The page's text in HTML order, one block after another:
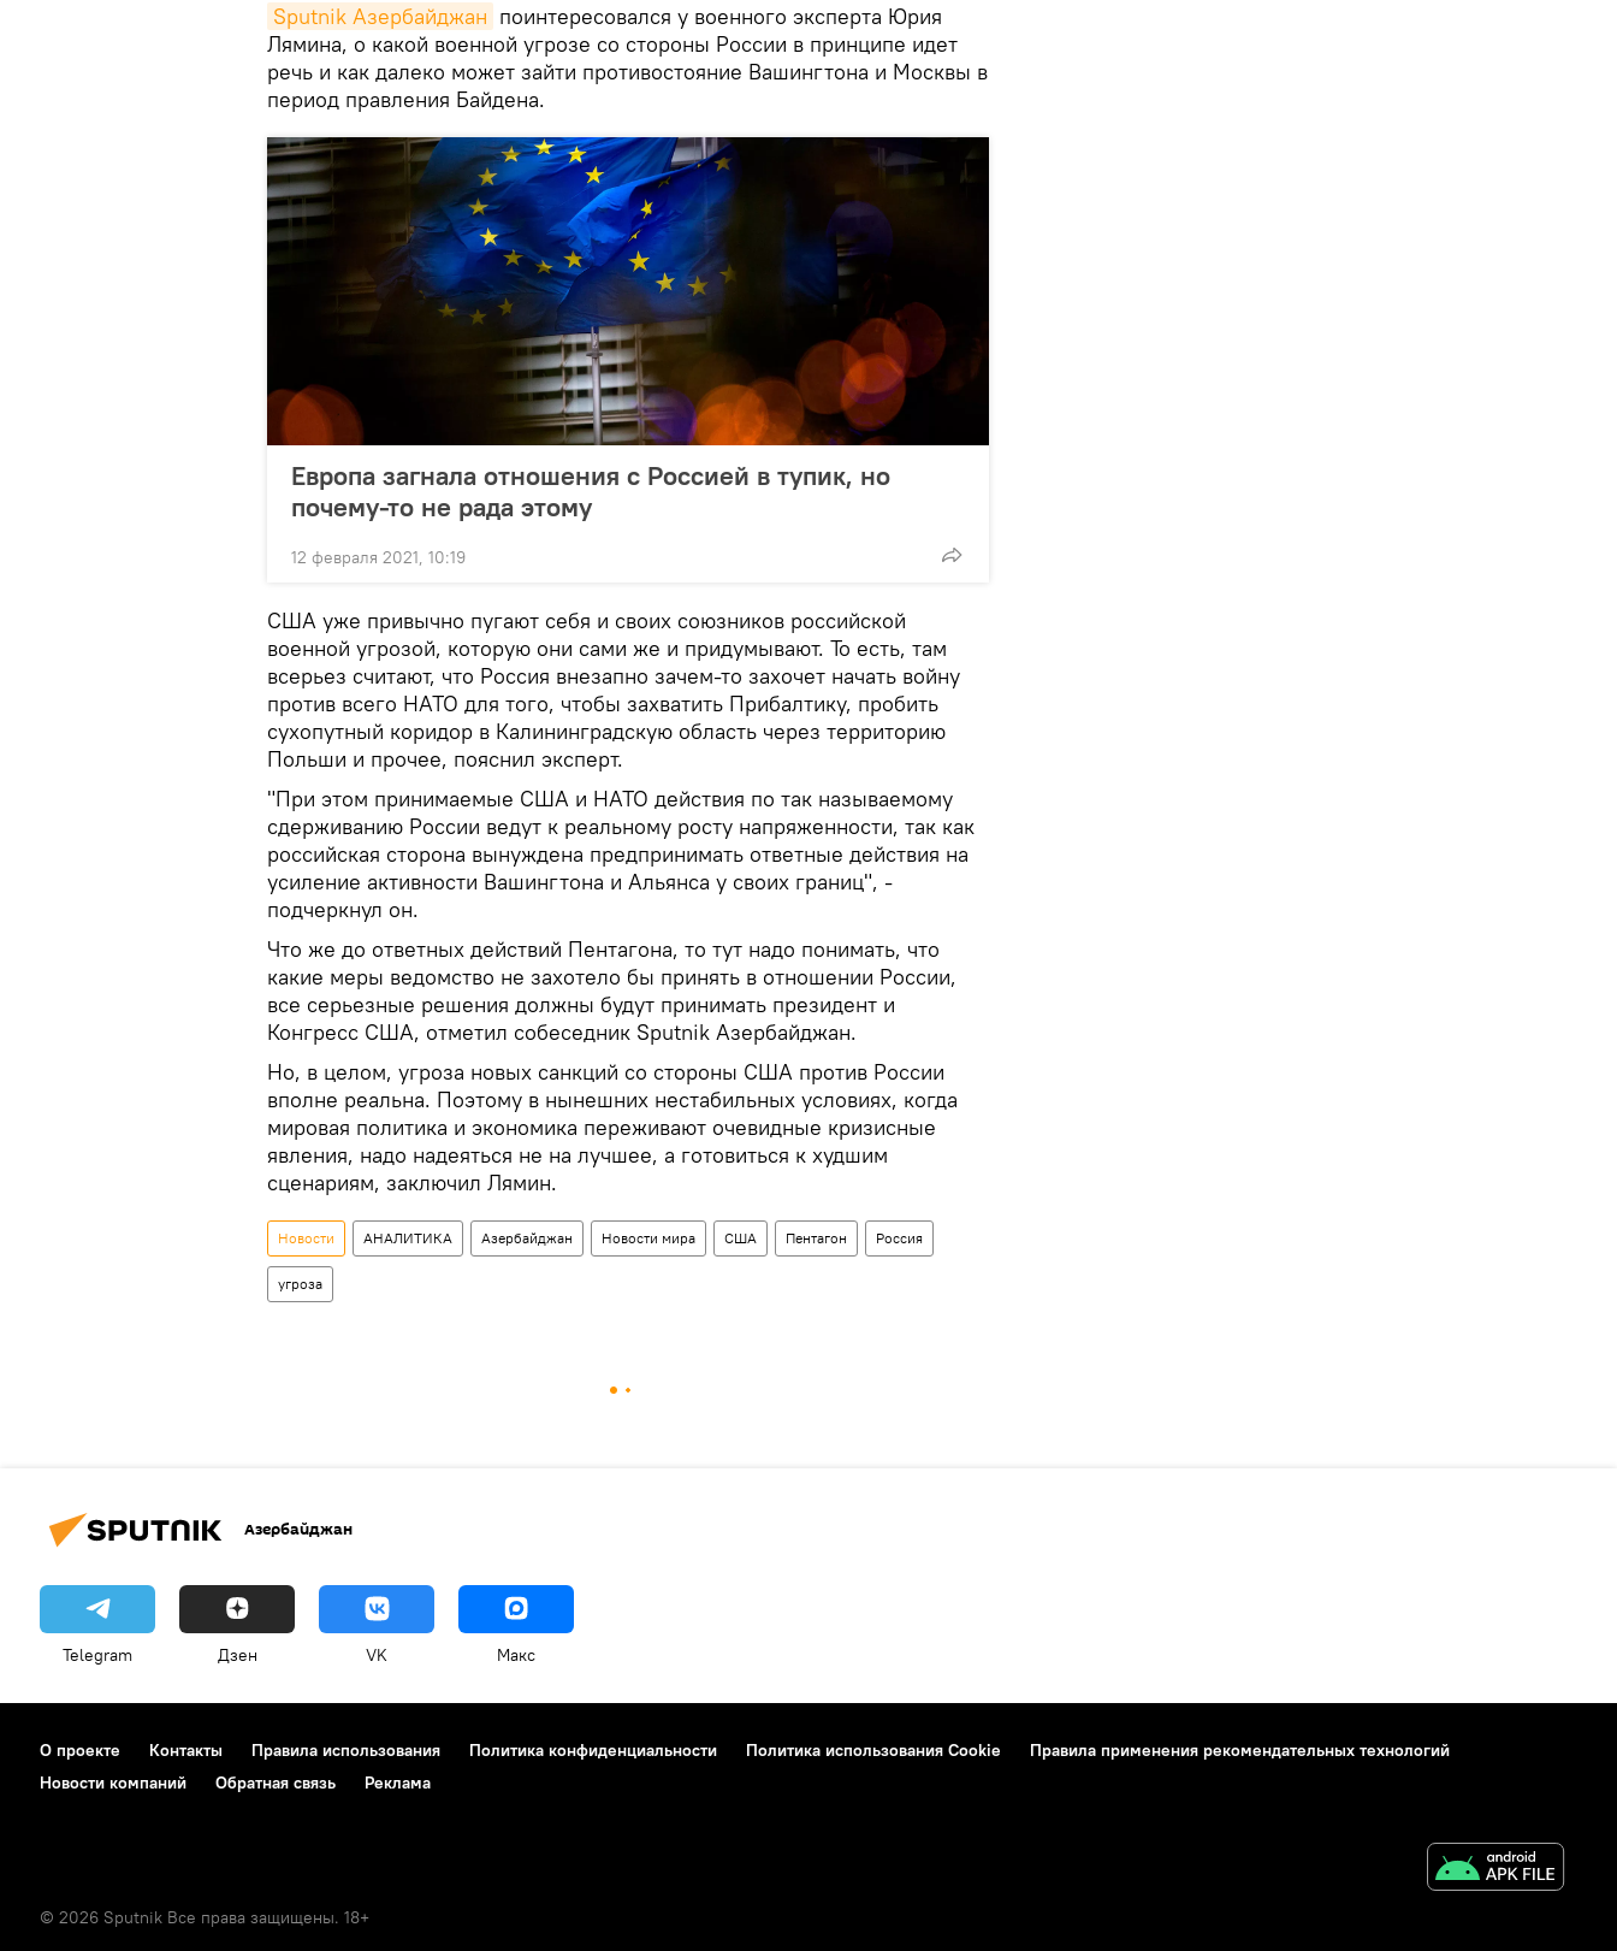
Sputnik Азербайджан поинтересовался у военного эксперта Юрия
Лямина, о какой военной угрозе со стороны России в принципе идет
речь и как далеко может зайти противостояние Вашингтона и Москвы в
период правления Байдена.
Европа загнала отношения с Россией в тупик, но
почему-то не рада этому
12 февраля 2021, 10:19
США уже привычно пугают себя и своих союзников российской
военной угрозой, которую они сами же и придумывают. То есть, там
всерьез считают, что Россия внезапно зачем-то захочет начать войну
против всего НАТО для того, чтобы захватить Прибалтику, пробить
сухопутный коридор в Калининградскую область через территорию
Польши и прочее, пояснил эксперт.
"При этом принимаемые США и НАТО действия по так называемому
сдерживанию России ведут к реальному росту напряженности, так как
российская сторона вынуждена предпринимать ответные действия на
усиление активности Вашингтона и Альянса у своих границ", -
подчеркнул он.
Что же до ответных действий Пентагона, то тут надо понимать, что
какие меры ведомство не захотело бы принять в отношении России,
все серьезные решения должны будут принимать президент и
Конгресс США, отметил собеседник Sputnik Азербайджан.
Но, в целом, угроза новых санкций со стороны США против России
вполне реальна. Поэтому в нынешних нестабильных условиях, когда
мировая политика и экономика переживают очевидные кризисные
явления, надо надеяться не на лучшее, а готовиться к худшим
сценариям, заключил Лямин.
Новости АНАЛИТИКА Азербайджан Новости мира США Пентагон Россия
угроза
Азербайджан
Telegram Дзен VK Макс
О проекте Контакты Правила использования Политика конфиденциальности Политика использования Cookie
Правила применения рекомендательных технологий
Новости компаний
Обратная связь Реклама
© 2026 Sputnik Все права защищены. 18+